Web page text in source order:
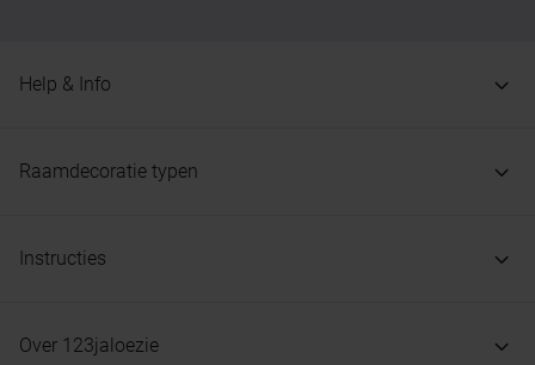
Help & Info
Raamdecoratie typen
Instructies
Over 123jaloezie